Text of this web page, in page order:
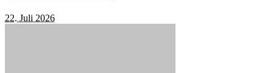
22. Juli 2026